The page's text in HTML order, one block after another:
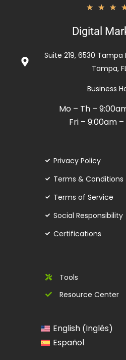
★ ★ ★
Digital
Suite 219, 6530
Tampa,
Business
Mo – Th –
Fri – 9:00am
Privacy Policy
Terms & Conditions
Terms of Service
Social Responsibility
Certifications
Tools
Resource Center
English (Inglés)
Español